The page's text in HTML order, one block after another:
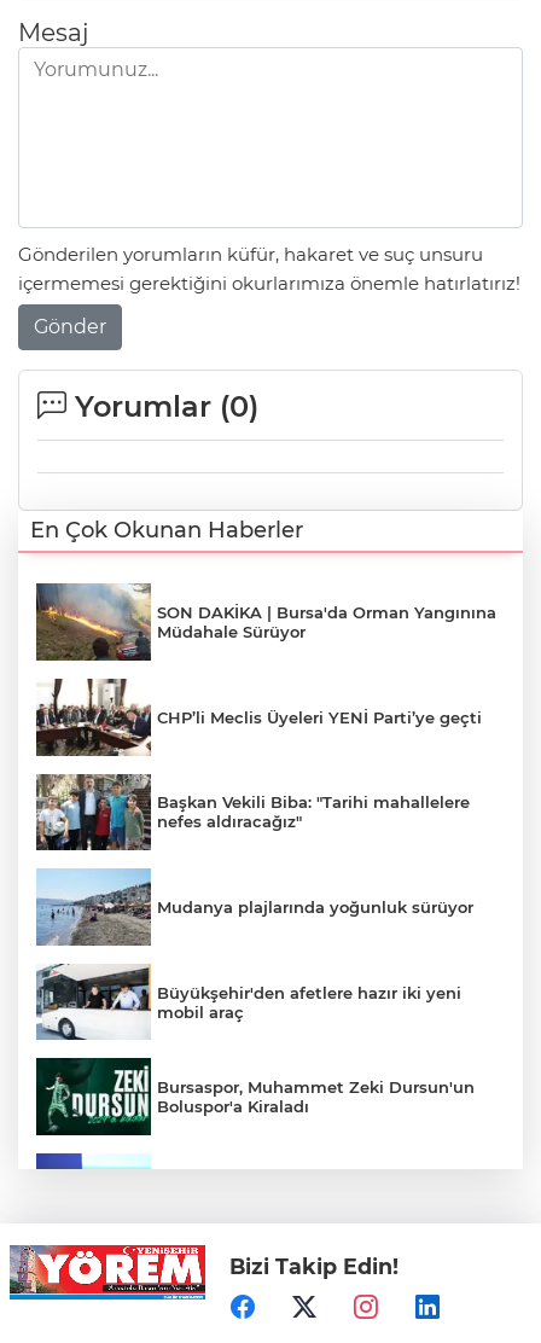
Mesaj
Gönderilen yorumların küfür, hakaret ve suç unsuru
içermemesi gerektiğini okurlarımıza önemle hatırlatırız!
Gönder
Yorumlar (0)
En Çok Okunan Haberler
SON DAKİKA | Bursa'da Orman Yangınına
Müdahale Sürüyor
CHP’li Meclis Üyeleri YENİ Parti’ye geçti
Başkan Vekili Biba: "Tarihi mahallelere
nefes aldıracağız"
Mudanya plajlarında yoğunluk sürüyor
Büyükşehir'den afetlere hazır iki yeni
mobil araç
Bursaspor, Muhammet Zeki Dursun'un
Boluspor'a Kiraladı
Bursa'nın Temmuz ayı ihracatı 3 milyar
914 milyon dolara ulaştı
Bizi Takip Edin!